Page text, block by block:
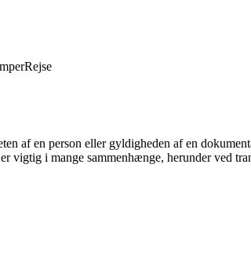
Rejse
af en person eller gyldigheden af en
vigtig i mange sammenhænge, herunder ved